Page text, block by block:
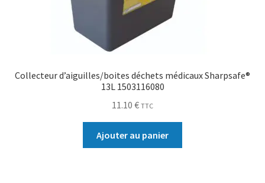
Collecteur d’aiguilles/boites déchets médicaux Sharpsafe®
13L 1503116080
11.10 € TTC
Ajouter au panier